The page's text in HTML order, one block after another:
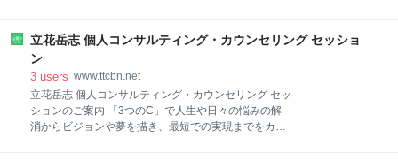
フルオープンになっている光景を思い出す。 地震発生
のとき、奥さんは代々木にいて、代々木から歩い
年6月15日（水）のランチタイムに1名で利用。 昼は
予約不可なので予約はなし。 当日の様子 ▲ テーブル
セット。 トレーの上、右奥からウスターソースの「太
陽ソース」、とんかつソース、柚子こしょう、手前が
岩塩。 トレーの左の壺はサービスのキムチ、そして左
がドレッシング。 ドレッシングはフレンチに近いが酸
立花岳志 個人コンサルティング・カウンセリング セッショ
ン
3 users www.ttcbn.net
立花岳志 個人コンサルティング・カウンセリング セッ
ションのご案内 「3つのC」で人生や日々の悩みの解
消からビジョンや夢を描き、最短での実現までをカバ